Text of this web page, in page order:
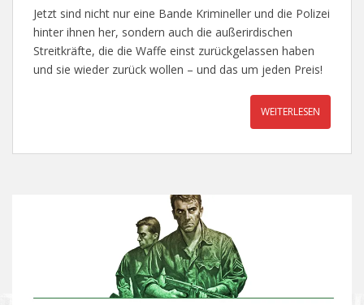
Jetzt sind nicht nur eine Bande Krimineller und die Polizei
hinter ihnen her, sondern auch die außerirdischen
Streitkräfte, die die Waffe einst zurückgelassen haben
und sie wieder zurück wollen – und das um jeden Preis!
WEITERLESEN